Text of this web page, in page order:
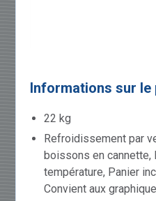
Informations sur le
22 kg
Refroidissement par
boissons en cannette,
température, Panier
Convient aux